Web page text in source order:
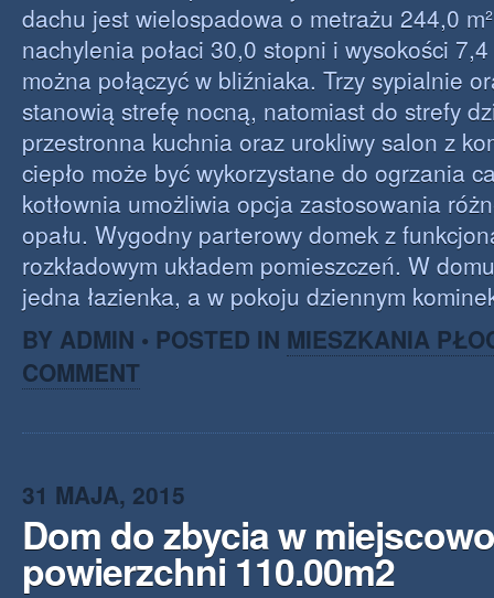
dachu jest wielospadowa o metrażu 244,0
nachylenia połaci 30,0 stopni i wysokości
można połączyć w bliźniaka. Trzy sypialnie
stanowią strefę nocną, natomiast do strefy
przestronna kuchnia oraz urokliwy salon z
ciepło może być wykorzystane do ogrzania
kotłownia umożliwia opcja zastosowania
opału. Wygodny parterowy domek z
rozkładowym układem pomieszczeń. W
jedna łazienka, a w pokoju dziennym
BY ADMIN • POSTED IN MIESZKANIA
COMMENT
31 MAJA, 2015
Dom do zbycia w
powierzchni 110.00m2